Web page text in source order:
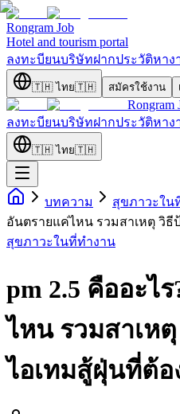
Rongram Job
Hotel and tourism portal
ลงทะบียนบริษัทฝากประวัติหาง
🇹🇭 ไทย🇹🇭 สมัครใช้งาน
Rongram
ลงทะบียนบริษัทฝากประวัติหาง
🇹🇭 ไทย🇹🇭
บทความ สุขภาวะใน
อันตรายแค่ไหน รวมสาเหตุ วิ
สุขภาวะในที่ทำงาน
pm 2.5 คืออะไ
ไหน รวมสาเห
ไอเทมสู้ฝุ่นที่ต้อ